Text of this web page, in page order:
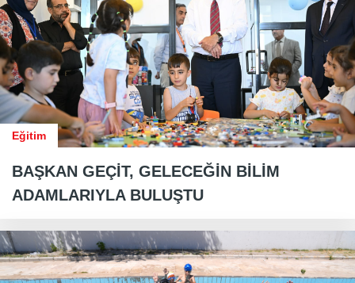
Eğitim
BAŞKAN GEÇİT, GELECEĞİN BİLİM
ADAMLARIYLA BULUŞTU